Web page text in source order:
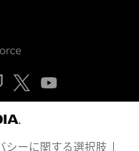
シーに関する選択肢